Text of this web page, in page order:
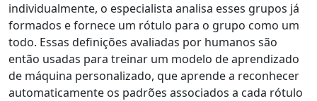
individualmente, o especialista analisa esses grupos já
formados e fornece um rótulo para o grupo como um
todo. Essas definições avaliadas por humanos são
então usadas para treinar um modelo de aprendizado
de máquina personalizado, que aprende a reconhecer
automaticamente os padrões associados a cada rótulo